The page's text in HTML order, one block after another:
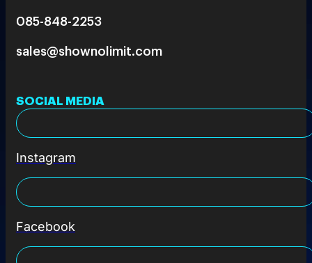
085-848-2253
sales@shownolimit.com
SOCIAL MEDIA
Instagram
Facebook